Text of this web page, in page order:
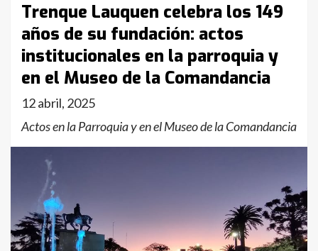
Trenque Lauquen celebra los 149
años de su fundación: actos
institucionales en la parroquia y
en el Museo de la Comandancia
12 abril, 2025
Actos en la Parroquia y en el Museo de la Comandancia